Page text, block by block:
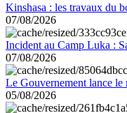
Kinshasa : les travaux du
07/08/2026
Incident au Camp Luka :
07/08/2026
Le Gouvernement lance le
05/08/2026